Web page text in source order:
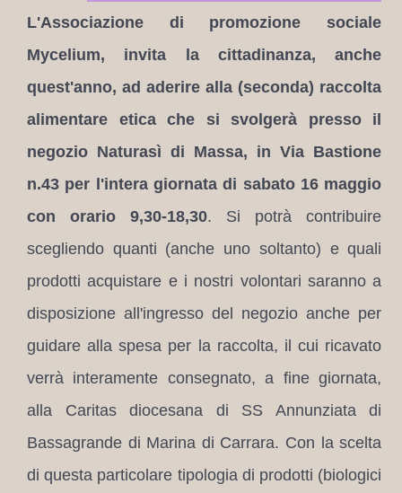
L'Associazione di promozione sociale
Mycelium, invita la cittadinanza, anche
quest'anno, ad aderire alla (seconda) raccolta
alimentare etica che si svolgerà presso il
negozio Naturasì di Massa, in Via Bastione
n.43 per l'intera giornata di sabato 16 maggio
con orario 9,30-18,30. Si potrà contribuire
scegliendo quanti (anche uno soltanto) e quali
prodotti acquistare e i nostri volontari saranno a
disposizione all'ingresso del negozio anche per
guidare alla spesa per la raccolta, il cui ricavato
verrà interamente consegnato, a fine giornata,
alla Caritas diocesana di SS Annunziata di
Bassagrande di Marina di Carrara. Con la scelta
di questa particolare tipologia di prodotti (biologici